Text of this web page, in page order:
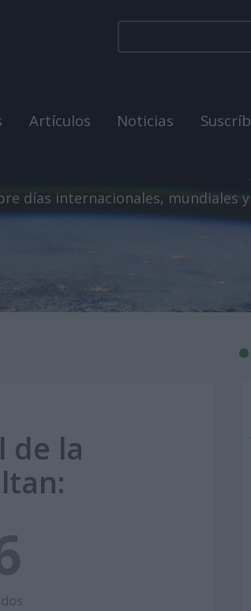
Artículos Noticias
días internacionales, mundiales
de la